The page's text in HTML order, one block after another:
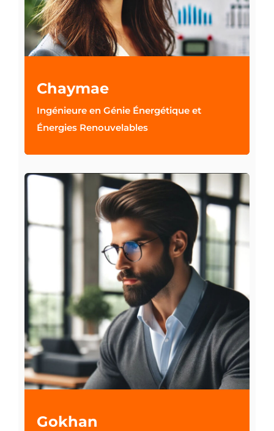
Chaymae
Ingénieure en Génie Énergétique et
Énergies Renouvelables
Gokhan